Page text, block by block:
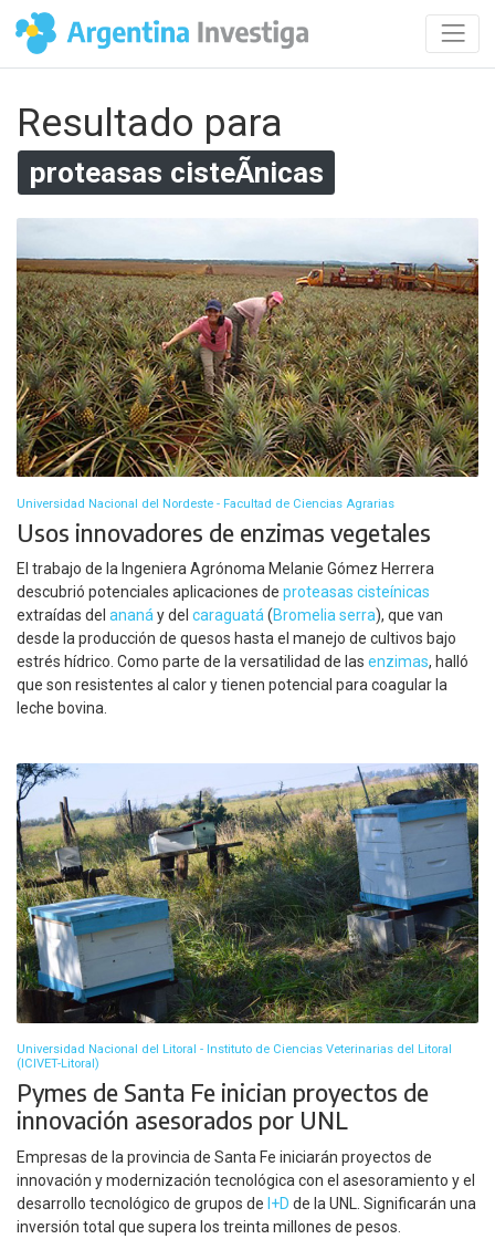
Resultado para
proteasas cisteÃ­nicas
Universidad Nacional del Nordeste - Facultad de Ciencias Agrarias
Usos innovadores de enzimas vegetales
El trabajo de la Ingeniera Agrónoma Melanie Gómez Herrera
descubrió potenciales aplicaciones de proteasas cisteínicas
extraídas del ananáy del caraguatá(Bromelia serra), que van
desde la producción de quesos hasta el manejo de cultivos bajo
estrés hídrico. Como parte de la versatilidad de las enzimas, halló
que son resistentes al calor y tienen potencial para coagular la
leche bovina.
Universidad Nacional del Litoral - Instituto de Ciencias Veterinarias del Litoral
(ICIVET-Litoral)
Pymes de Santa Fe inician proyectos de
innovación asesorados por UNL
Empresas de la provincia de Santa Fe iniciarán proyectos de
innovación y modernización tecnológica con el asesoramiento y el
desarrollo tecnológico de grupos de I+D de la UNL. Significarán una
inversión total que supera los treinta millones de pesos.